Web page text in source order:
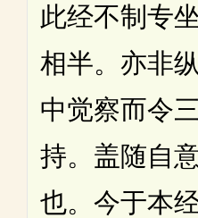
此经不制专
相半。亦非
中觉察而令
持。盖随自
也。今于本